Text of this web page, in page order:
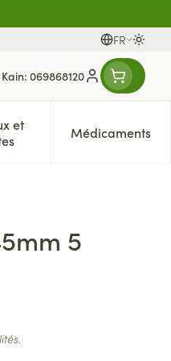
FR
Langues
069868120
Menu client
la catégorie Soins à
et
le sous-menu pour la
Médicaments
Afficher
5